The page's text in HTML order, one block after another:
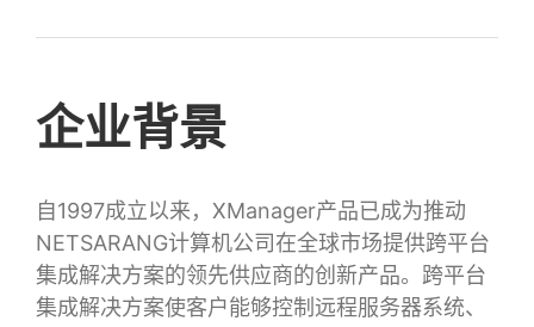
企业背景
自1997成立以来，XManager产品已成为推动
NETSARANG计算机公司在全球市场提供跨平台
集成解决方案的领先供应商的创新产品。跨平台
集成解决方案使客户能够控制远程服务器系统、